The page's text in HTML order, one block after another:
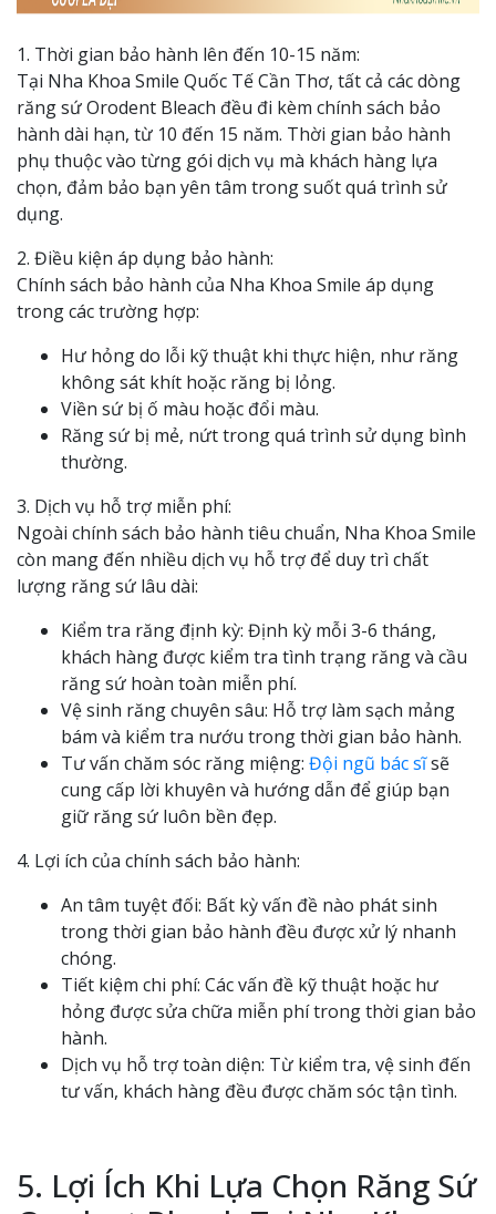
1. Thời gian bảo hành lên đến 10-15 năm:
Tại Nha Khoa Smile Quốc Tế Cần Thơ, tất cả các dòng
răng sứ Orodent Bleach đều đi kèm chính sách bảo
hành dài hạn, từ 10 đến 15 năm. Thời gian bảo hành
phụ thuộc vào từng gói dịch vụ mà khách hàng lựa
chọn, đảm bảo bạn yên tâm trong suốt quá trình sử
dụng.
2. Điều kiện áp dụng bảo hành:
Chính sách bảo hành của Nha Khoa Smile áp dụng
trong các trường hợp:
Hư hỏng do lỗi kỹ thuật khi thực hiện, như răng
không sát khít hoặc răng bị lỏng.
Viền sứ bị ố màu hoặc đổi màu.
Răng sứ bị mẻ, nứt trong quá trình sử dụng bình
thường.
3. Dịch vụ hỗ trợ miễn phí:
Ngoài chính sách bảo hành tiêu chuẩn, Nha Khoa Smile
còn mang đến nhiều dịch vụ hỗ trợ để duy trì chất
lượng răng sứ lâu dài:
Kiểm tra răng định kỳ: Định kỳ mỗi 3-6 tháng,
khách hàng được kiểm tra tình trạng răng và cầu
răng sứ hoàn toàn miễn phí.
Vệ sinh răng chuyên sâu: Hỗ trợ làm sạch mảng
bám và kiểm tra nướu trong thời gian bảo hành.
Tư vấn chăm sóc răng miệng: Đội ngũ bác sĩsẽ
cung cấp lời khuyên và hướng dẫn để giúp bạn
giữ răng sứ luôn bền đẹp.
4. Lợi ích của chính sách bảo hành:
An tâm tuyệt đối: Bất kỳ vấn đề nào phát sinh
trong thời gian bảo hành đều được xử lý nhanh
chóng.
Tiết kiệm chi phí: Các vấn đề kỹ thuật hoặc hư
hỏng được sửa chữa miễn phí trong thời gian bảo
hành.
Dịch vụ hỗ trợ toàn diện: Từ kiểm tra, vệ sinh đến
tư vấn, khách hàng đều được chăm sóc tận tình.
5. Lợi Ích Khi Lựa Chọn Răng Sứ